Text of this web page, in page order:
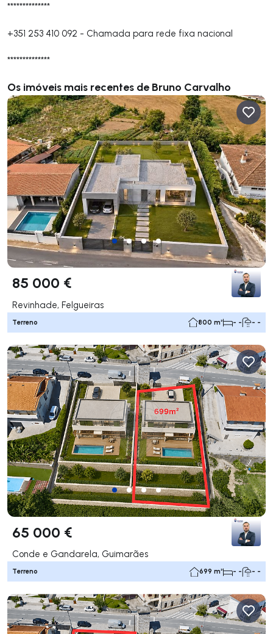
**************
+351 253 410 092 - Chamada para rede fixa nacional
**************
Os imóveis mais recentes de Bruno Carvalho
85 000 €
Revinhade, Felgueiras
Terreno 800 m² - - - -
65 000 €
Conde e Gandarela, Guimarães
Terreno 699 m² - - - -